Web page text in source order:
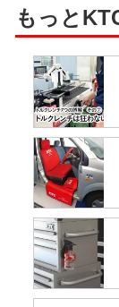
もっと